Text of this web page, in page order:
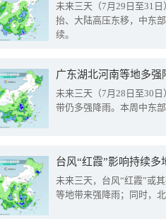
未来三天（7月29日至31
抬、大陆高压东移，中东
续。
广东湖北河南等地多
未来三天（7月28日至30
带仍多强降雨。本周中东
台风“红霞”影响持续
未来三天，台风“红霞”或
等地带来强降雨；同时，